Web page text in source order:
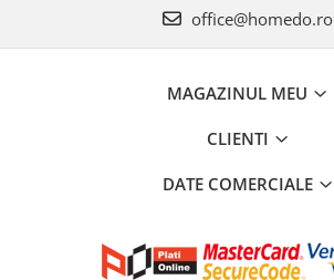
office@homedo.ro
MAGAZINUL MEU
CLIENTI
DATE COMERCIALE